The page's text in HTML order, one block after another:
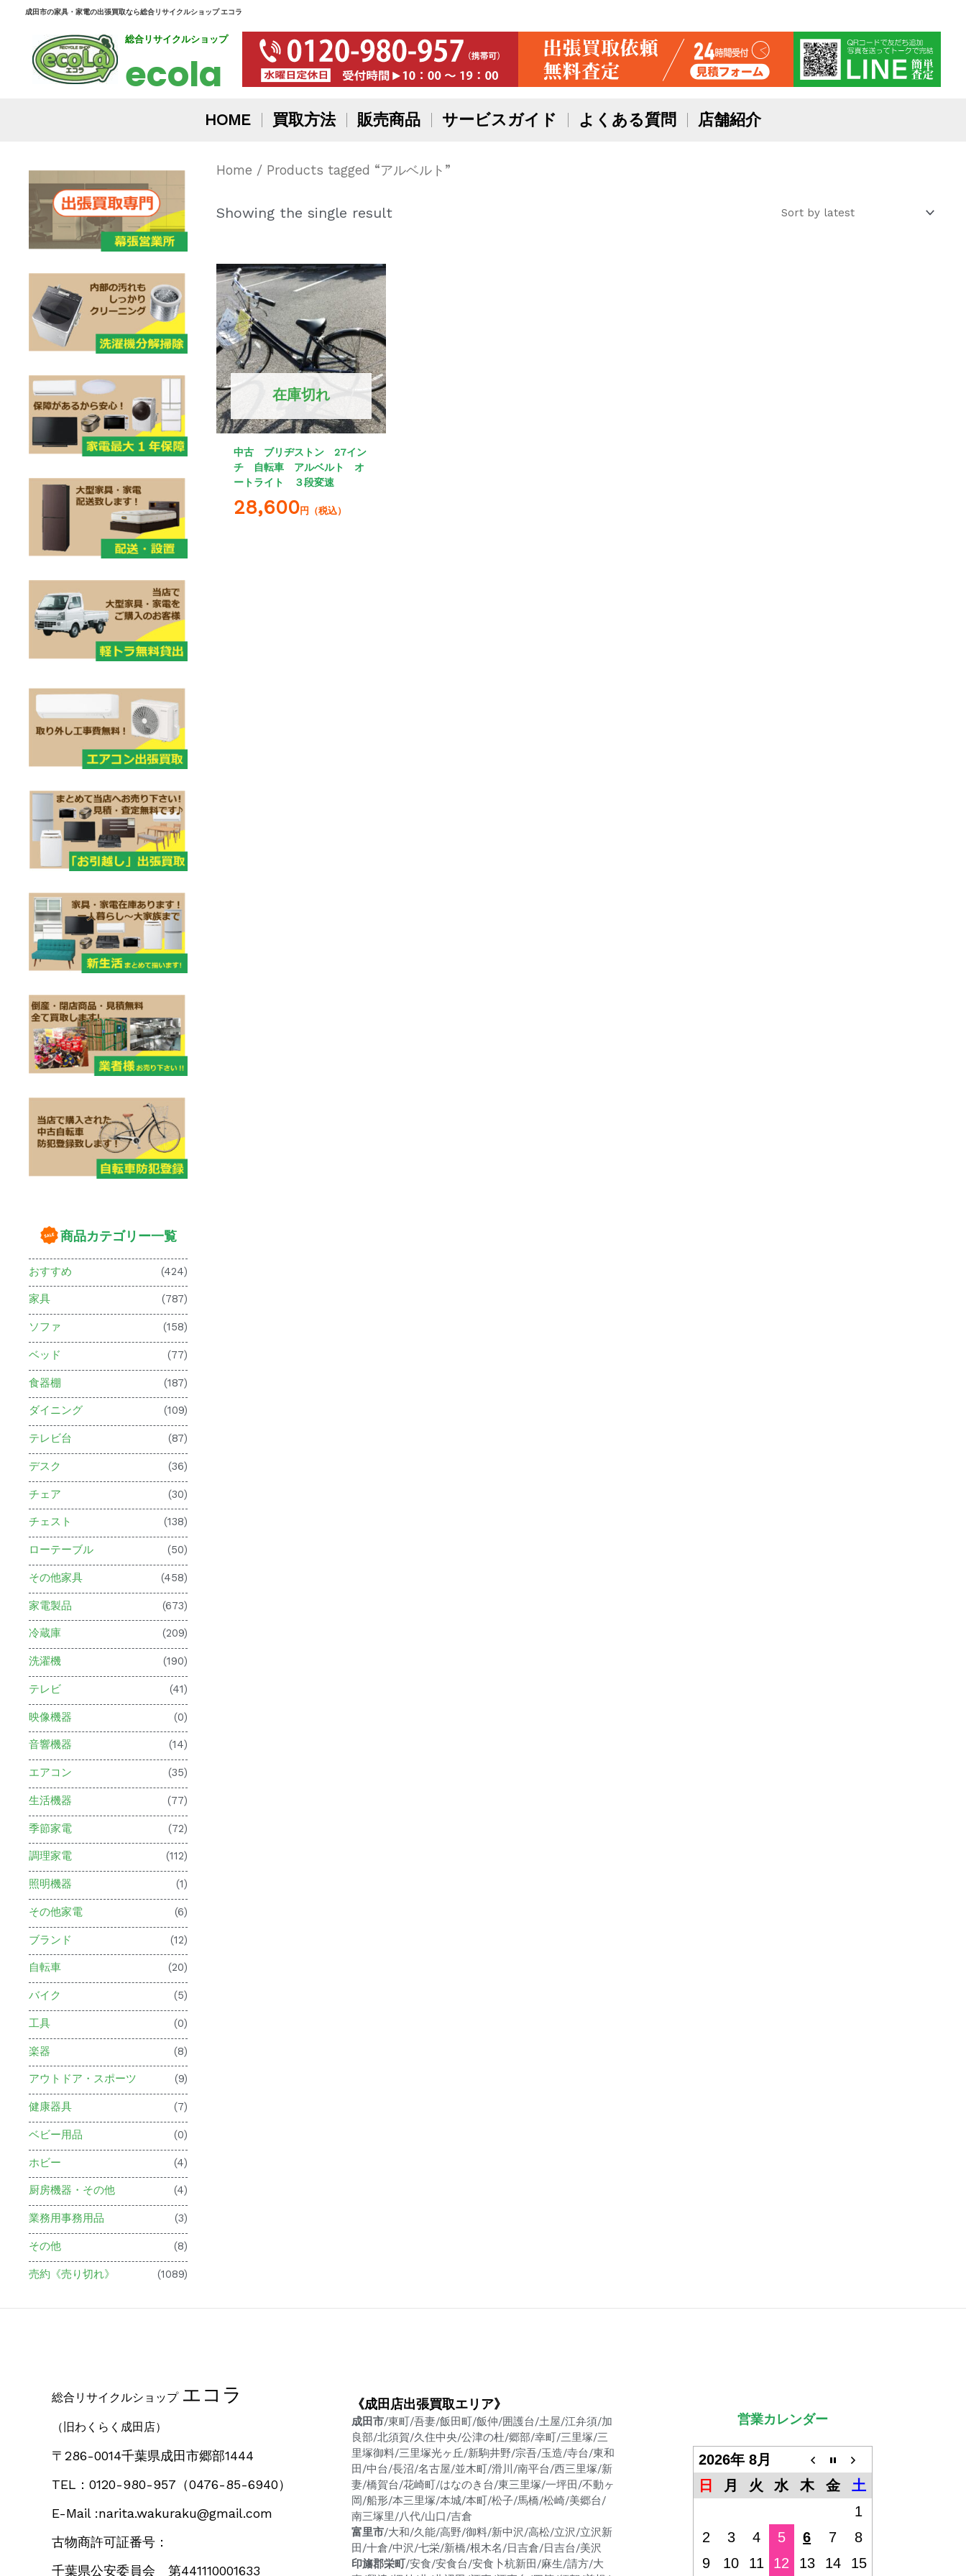
成田市の家具・家電の出張買取なら総合リサイクルショップ エコラ
総合リサイクルショップ
ecola
HOME 買取方法 販売商品 サービスガイド よくある質問 店舗紹介
商品カテゴリー一覧
おすすめ (424)
家具 (787)
ソファ (158)
ベッド (77)
食器棚 (187)
ダイニング (109)
テレビ台 (87)
デスク (36)
チェア (30)
チェスト (138)
ローテーブル (50)
その他家具 (458)
家電製品 (673)
冷蔵庫 (209)
洗濯機 (190)
テレビ (41)
映像機器 (0)
音響機器 (14)
エアコン (35)
生活機器 (77)
季節家電 (72)
調理家電 (112)
照明機器 (1)
その他家電 (6)
ブランド (12)
自転車 (20)
バイク (5)
工具 (0)
楽器 (8)
アウトドア・スポーツ (9)
健康器具 (7)
ベビー用品 (0)
ホビー (4)
厨房機器・その他 (4)
業務用事務用品 (3)
その他 (8)
売約《売り切れ》 (1089)
Home / Products tagged “アルベルト”
Showing the single result
在庫切れ
中古 ブリヂストン 27イン
チ 自転車 アルベルト オ
ートライト ３段変速
28,600円（税込）
総合リサイクルショップ エコラ
（旧わくらく成田店）
〒286-0014千葉県成田市郷部1444
TEL：0120-980-957 （0476-85-6940）
E-Mail :narita.wakuraku@gmail.com
古物商許可証番号：
千葉県公安委員会 第441110001633
《成田店出張買取エリア》
成田市/東町/吾妻/飯田町/飯仲/囲護台/土屋/江弁須/加
良部/北須賀/久住中央/公津の杜/郷部/幸町/三里塚/三
里塚御料/三里塚光ヶ丘/新駒井野/宗吾/玉造/寺台/東和
田/中台/長沼/名古屋/並木町/滑川/南平台/西三里塚/新
妻/橋賀台/花崎町/はなのき台/東三里塚/一坪田/不動ヶ
岡/船形/本三里塚/本城/本町/松子/馬橋/松崎/美郷台/
南三塚里/八代/山口/吉倉
富里市/大和/久能/高野/御料/新中沢/高松/立沢/立沢新
田/十倉/中沢/七栄/新橋/根木名/日吉倉/日吉台/美沢
印旛郡栄町/安食/安食台/安食卜杭新田/麻生/請方/大
営業カレンダー
2026年 8月
日
月 火 水 木 金
土
1
2
3 4 5 6 7
8
9
10 11 12 13 14 15